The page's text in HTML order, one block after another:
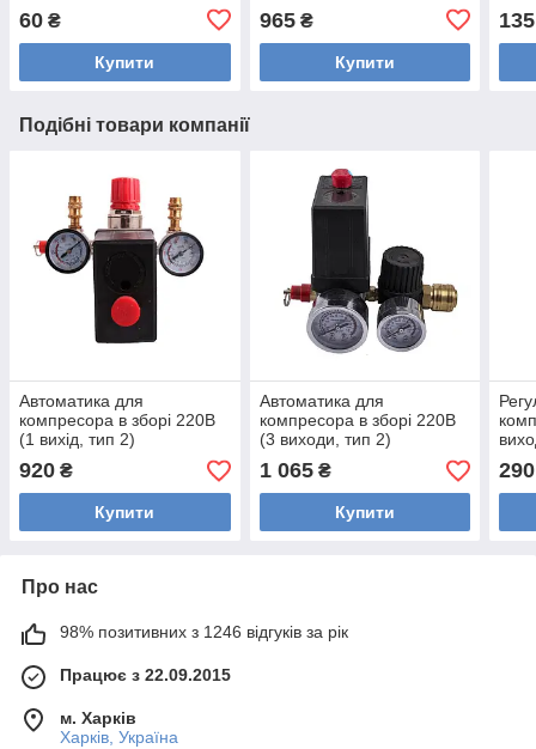
60 ₴
Купити
965₴
Купити
135
Подібні товари компанії
Автоматика для
компресора в зборі 220В
(1 вихід, тип 2)
920 ₴
Купити
Автоматика для
компресора в зборі 220В
(3 виходи, тип 2)
1 065₴
Купити
290
Про нас
98% позитивних з 1246 відгуків за рік
Працює з 22.09.2015
м. Харків
Харків, Україна